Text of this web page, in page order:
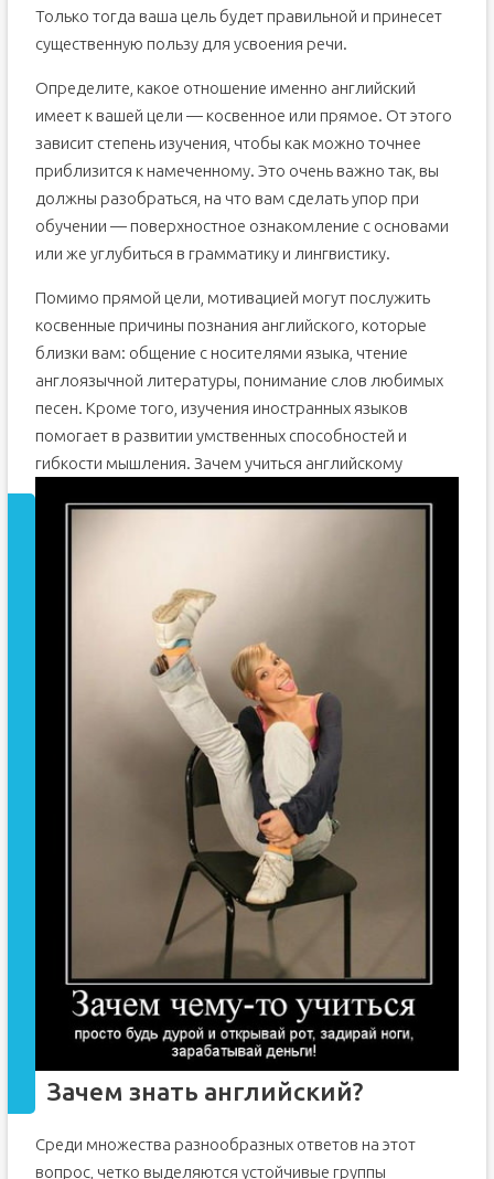
Только тогда ваша цель будет правильной и принесет
существенную пользу для усвоения речи.
Определите, какое отношение именно английский
имеет к вашей цели — косвенное или прямое. От этого
зависит степень изучения, чтобы как можно точнее
приблизится к намеченному. Это очень важно так, вы
должны разобраться, на что вам сделать упор при
обучении — поверхностное ознакомление с основами
или же углубиться в грамматику и лингвистику.
Помимо прямой цели, мотивацией могут послужить
косвенные причины познания английского, которые
близки вам: общение с носителями языка, чтение
англоязычной литературы, понимание слов любимых
песен. Кроме того, изучения иностранных языков
помогает в развитии умственных способностей и
гибкости мышления. Зачем учиться английскому
Зачем знать английский?
Среди множества разнообразных ответов на этот
вопрос, четко выделяются устойчивые группы